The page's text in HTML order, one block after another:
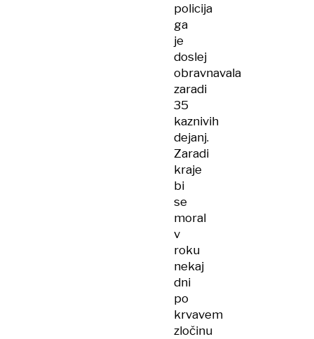
policija
ga
je
doslej
obravnavala
zaradi
35
kaznivih
dejanj.
Zaradi
kraje
bi
se
moral
v
roku
nekaj
dni
po
krvavem
zločinu